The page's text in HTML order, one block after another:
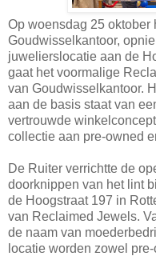
Op woensdag 25 oktober
Goudwisselkantoor,
juwelierslocatie aan de
gaat het voormalige
van Goudwisselkantoor.
aan de basis staat van
vertrouwde
collectie aan pre-owned
De Ruiter verrichtte de
doorknippen van het lint
de Hoogstraat 197 in
van Reclaimed Jewels.
de naam van
locatie worden zowel